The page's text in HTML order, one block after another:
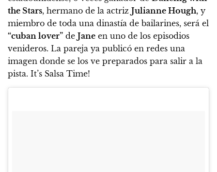
the Stars, hermano de la actriz Julianne Hough, y
miembro de toda una dinastía de bailarines, será el
“cuban lover” de Jane en uno de los episodios
venideros. La pareja ya publicó en redes una
imagen donde se los ve preparados para salir a la
pista. It’s Salsa Time!